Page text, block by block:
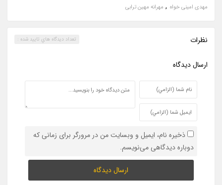
مهدی امینی خواه , مهرانه مهین ترابی
نظرات تعداد ديدگاه هاي تاييد شده :
ارسال ديدگاه
ذخیره نام، ایمیل و وبسایت من در مرورگر برای زمانی که
دوباره دیدگاهی می‌نویسم.